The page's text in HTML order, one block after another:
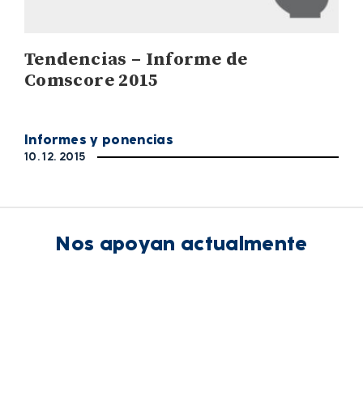
Tendencias – Informe de
Comscore 2015
Informes y ponencias
10. 12. 2015
Nos apoyan actualmente